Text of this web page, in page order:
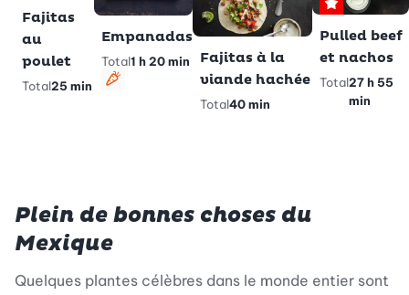
Fajitas
au
poulet
Total25 min
Empanadas
Total1 h 20 min
Végétarien
Fajitas à la
viande hachée
Total40 min
Premium
Pulled beef
et nachos
Total27 h 55
min
Plein de bonnes choses du
Mexique
Quelques plantes célèbres dans le monde entier sont